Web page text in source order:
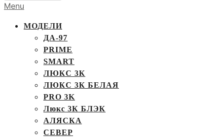
Menu
МОДЕЛИ
ДА-97
PRIME
SMART
ЛЮКС 3К
ЛЮКС 3К БЕЛАЯ
PRO 3K
Люкс 3К БЛЭК
АЛЯСКА
СЕВЕР